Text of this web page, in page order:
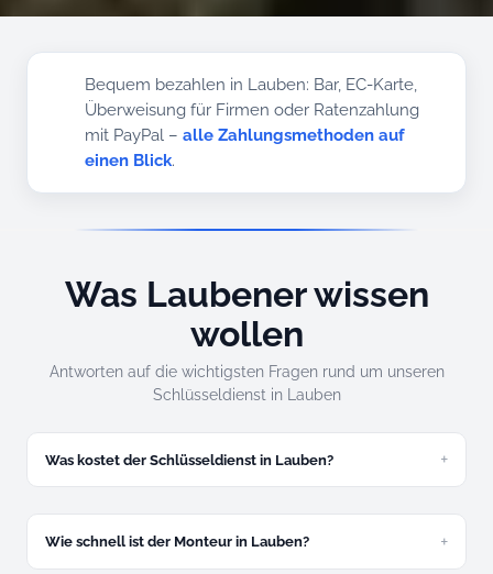
Bequem bezahlen in Lauben: Bar, EC-Karte,
Überweisung für Firmen oder Ratenzahlung
mit PayPal –alle Zahlungsmethoden auf
einen Blick.
Was Laubener wissen
wollen
Antworten auf die wichtigsten Fragen rund um unseren
Schlüsseldienst in Lauben
Was kostet der Schlüsseldienst in Lauben?
Festpreis am Telefon – in Heising wie in Hofen verbindlich,
ohne Nachschlag.
Wie schnell ist der Monteur in Lauben?